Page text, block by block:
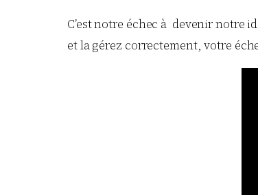
C’est notre échec à devenir notre
et la gérez correctement, votre